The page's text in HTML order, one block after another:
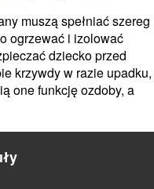
muszą spełniać szereg
ogrzewać i izolować
dziecko przed
krzywdy w razie upadku,
one funkcję ozdoby, a